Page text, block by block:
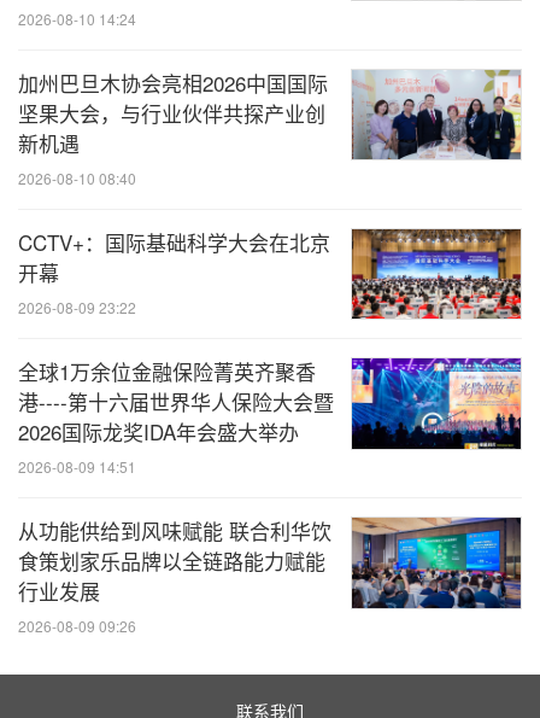
消息来源：大陆集团康迪泰克
2026-08-10 14:24
加州巴旦木协会亮相2026中国国际
坚果大会，与行业伙伴共探产业创
新机遇
2026-08-10 08:40
CCTV+：国际基础科学大会在北京
开幕
2026-08-09 23:22
全球1万余位金融保险菁英齐聚香
港----第十六届世界华人保险大会暨
2026国际龙奖IDA年会盛大举办
2026-08-09 14:51
从功能供给到风味赋能 联合利华饮
食策划家乐品牌以全链路能力赋能
行业发展
2026-08-09 09:26
联系我们